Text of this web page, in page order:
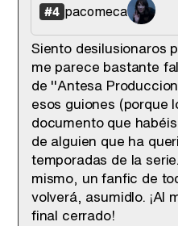
#4 pacomeca
Siento desilusionaros
me parece bastante
de ''Antesa
esos guiones (porque
documento que
de alguien que ha
temporadas de la
mismo, un fanfic de
volverá, asumidlo. ¡Al
final cerrado!